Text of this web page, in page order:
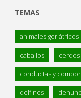
TEMAS
animales geriátricos
caballos cerdos
conductas y
delfines